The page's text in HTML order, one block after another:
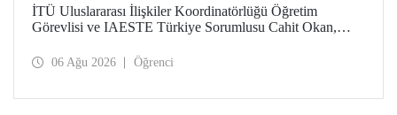
İTÜ Uluslararası İlişkiler Koordinatörlüğü Öğretim
Görevlisi ve IAESTE Türkiye Sorumlusu Cahit Okan,
Temmuz tarihlerinde ABD’de dünyanın önde gelen
06 Ağu 2026 Öğrenci